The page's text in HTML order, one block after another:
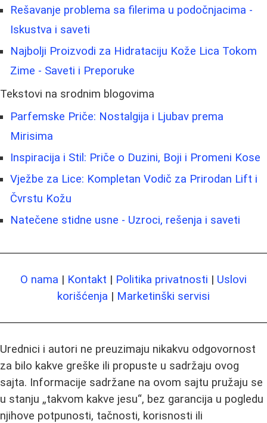
Rešavanje problema sa filerima u podočnjacima -
Iskustva i saveti
Najbolji Proizvodi za Hidrataciju Kože Lica Tokom
Zime - Saveti i Preporuke
Tekstovi na srodnim blogovima
Parfemske Priče: Nostalgija i Ljubav prema
Mirisima
Inspiracija i Stil: Priče o Duzini, Boji i Promeni Kose
Vježbe za Lice: Kompletan Vodič za Prirodan Lift i
Čvrstu Kožu
Natečene stidne usne - Uzroci, rešenja i saveti
O nama | Kontakt | Politika privatnosti | Uslovi
korišćenja | Marketinški servisi
Urednici i autori ne preuzimaju nikakvu odgovornost
za bilo kakve greške ili propuste u sadržaju ovog
sajta. Informacije sadržane na ovom sajtu pružaju se
u stanju „takvom kakve jesu“, bez garancija u pogledu
njihove potpunosti, tačnosti, korisnosti ili